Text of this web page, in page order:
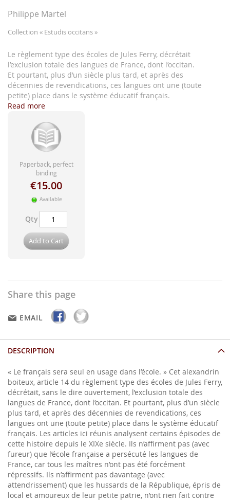
beginning
the
gallery
Philippe Martel
Collection « Estudis occitans »
Le règlement type des écoles de Jules Ferry, décrétait
l’exclusion totale des langues de France, dont l’occitan.
Et pourtant, plus d’un siècle plus tard, et après des
décennies de revendications, ces langues ont une (toute
petite) place dans le système éducatif français.
Read more
Paperback, perfect
binding
€15.00
Available
Qty
Add to Cart
Share this page
EMAIL
DESCRIPTION
« Le français sera seul en usage dans l’école. » Cet alexandrin
boiteux, article 14 du règlement type des écoles de Jules Ferry,
décrétait, sans le dire ouvertement, l’exclusion totale des
langues de France, dont l’occitan. Et pourtant, plus d’un siècle
plus tard, et après des décennies de revendications, ces
langues ont une (toute petite) place dans le système éducatif
français. Les articles ici réunis analysent certains épisodes de
cette histoire depuis le XIXe siècle. Ils n’affirment pas (avec
fureur) que l’école française a persécuté les langues de
France, car tous les maîtres n’ont pas été forcément
répressifs. Ils n’affirment pas davantage (avec
attendrissement) que les hussards de la République, épris de
local et amoureux de leur petite patrie, n’ont rien fait contre